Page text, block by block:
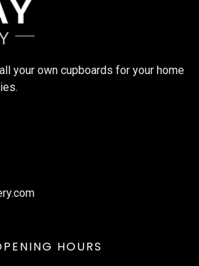
your own cupboards for your home
HOURS